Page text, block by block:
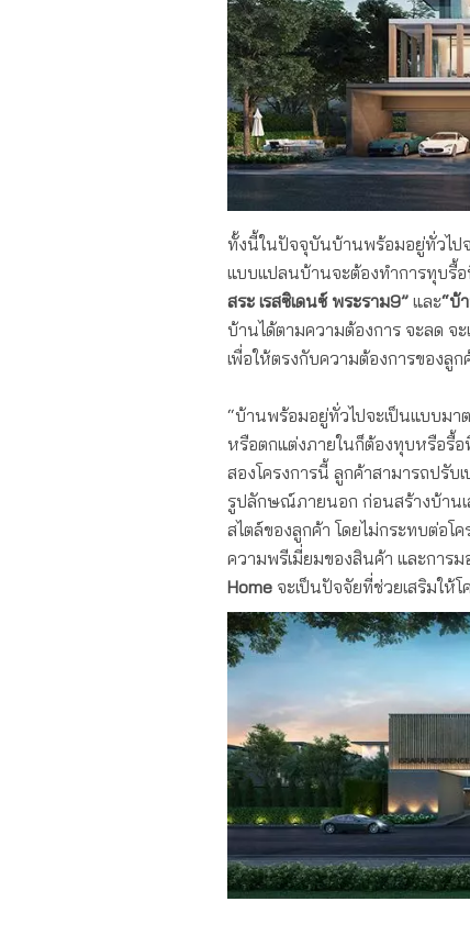
ทั้งนี้ในปัจจุบันบ้านพร้อมอยู่ทั่วไป
แบบแปลนบ้านจะต้องทำการทุบรื้
สระ เรสซิเดนซ์ พระราม9” และ“บ้
บ้านได้ตามความต้องการ จะลด จ
เพื่อให้ตรงกับความต้องการของลูก
“บ้านพร้อมอยู่ทั่วไปจะเป็นแบบม
หรือตกแต่งภายในก็ต้องทุบหรือรื้อ
สองโครงการนี้ ลูกค้าสามารถปรับ
รูปลักษณ์ภายนอก ก่อนสร้างบ้านเ
สไตล์ของลูกค้า โดยไม่กระทบต่อโ
ความพรีเมี่ยมของสินค้า และการ
Home จะเป็นปัจจัยที่ช่วยเสริมให้